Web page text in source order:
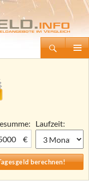
Tagesgeld.info – Tagesgeldkonten vergleichen und Tagesgeld-Zinsen berechnen
€
Laufzeit: